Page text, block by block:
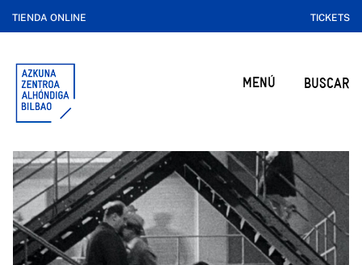
TIENDA ONLINE TICKETS
MENÚ BUSCAR